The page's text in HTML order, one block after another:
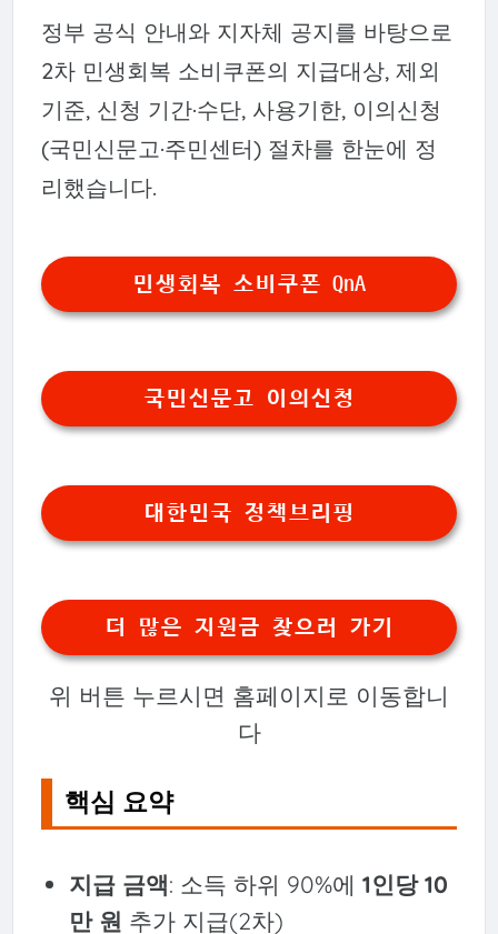
정부 공식 안내와 지자체 공지를 바탕으로
2차 민생회복 소비쿠폰의 지급대상, 제외
기준, 신청 기간·수단, 사용기한, 이의신청
(국민신문고·주민센터) 절차를 한눈에 정
리했습니다.
민생회복 소비쿠폰 QnA
국민신문고 이의신청
대한민국 정책브리핑
더 많은 지원금 찾으러 가기
위 버튼 누르시면 홈페이지로 이동합니
다
핵심 요약
지급 금액: 소득 하위 90%에 1인당 10
만 원 추가 지급(2차)